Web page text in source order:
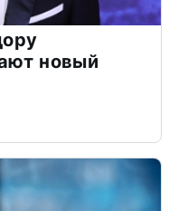
новый